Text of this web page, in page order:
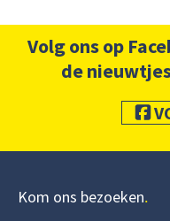
Volg ons op
de
Kom ons bezoeken